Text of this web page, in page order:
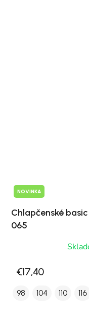
NOVINKA
Chlapčenské
065
€17,40
98 104 110 116